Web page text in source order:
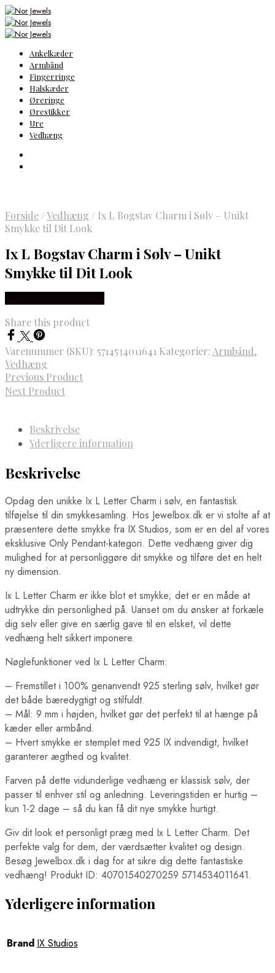
Ankelkæder
Armbånd
Fingerringe
Halskæder
Øreringe
Ørestikker
Ure
Vedhæng
Forside /Vedhæng / Ix L Bogstav Charm i Sølv – Unikt
Smykke til Dit Look
Ix L Bogstav Charm i Sølv – Unikt
Smykke til Dit Look
Share this product
Varenummer (SKU): 5714534011641 Kategorier:Armbånd,
Vedhæng
Previous Product
Next Product
Beskrivelse
Yderligere information
Beskrivelse
Opdag den unikke Ix L Letter Charm i sølv, en fantastisk
tilføjelse til din smykkesamling. Hos Jewelbox.dk er vi stolte af at
præsentere dette smykke fra IX Studios, som er en del af vores
eksklusive Only Pendant-kategori. Dette vedhæng giver dig
mulighed for at personliggøre dit smykke og tilføre det en helt
ny dimension.
Ix L Letter Charm er ikke blot et smykke; det er en måde at
udtrykke din personlighed på. Uanset om du ønsker at forkæle
dig selv eller give en særlig gave til en elsket, vil dette
vedhæng helt sikkert imponere.
Nøglefunktioner ved Ix L Letter Charm:
– Fremstillet i 100% genanvendt 925 sterling sølv, hvilket gør
det både bæredygtigt og stilfuldt.
– Mål: 9 mm i højden, hvilket gør det perfekt til at hænge på
kæder eller armbånd.
– Hvert smykke er stemplet med 925 IX indvendigt, hvilket
garanterer ægthed og kvalitet.
Farven på dette vidunderlige vedhæng er klassisk sølv, der
passer til enhver stil og anledning. Leveringstiden er hurtig –
kun 1-2 dage – så du kan få dit nye smykke hurtigt.
Giv dit look et personligt præg med Ix L Letter Charm. Det
perfekte valg for dem, der værdsætter kvalitet og design.
Besøg Jewelbox.dk i dag for at sikre dig dette fantastiske
vedhæng! Produkt ID: 40701540270259 5714534011641.
Yderligere information
Brand IX Studios